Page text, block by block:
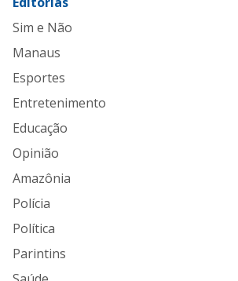
Sim e Não
Manaus
Esportes
Entretenimento
Educação
Opinião
Amazônia
Polícia
Política
Parintins